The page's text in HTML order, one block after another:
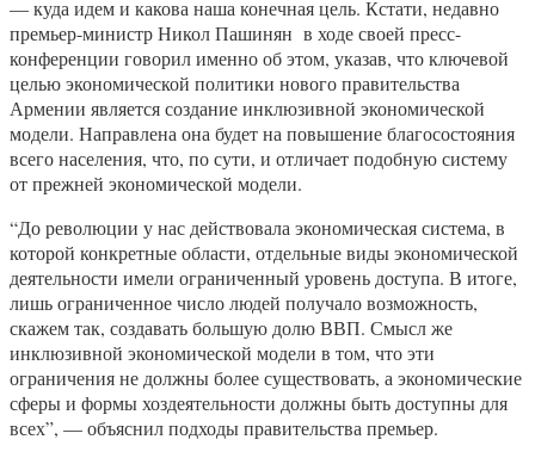
— куда идем и какова наша конечная цель. Кстати, недавно
премьер-министр Никол Пашинян в ходе своей пресс-
конференции говорил именно об этом, указав, что ключевой
целью экономической политики нового правительства
Армении является создание инклюзивной экономической
модели. Направлена она будет на повышение благосостояния
всего населения, что, по сути, и отличает подобную систему
от прежней экономической модели.
“До революции у нас действовала экономическая система, в
которой конкретные области, отдельные виды экономической
деятельности имели ограниченный уровень доступа. В итоге,
лишь ограниченное число людей получало возможность,
скажем так, создавать большую долю ВВП. Смысл же
инклюзивной экономической модели в том, что эти
ограничения не должны более существовать, а экономические
сферы и формы хоздеятельности должны быть доступны для
всех”, — объяснил подходы правительства премьер.